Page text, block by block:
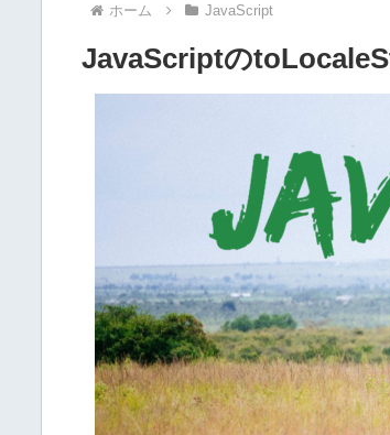
ホーム JavaScript
JavaScriptの